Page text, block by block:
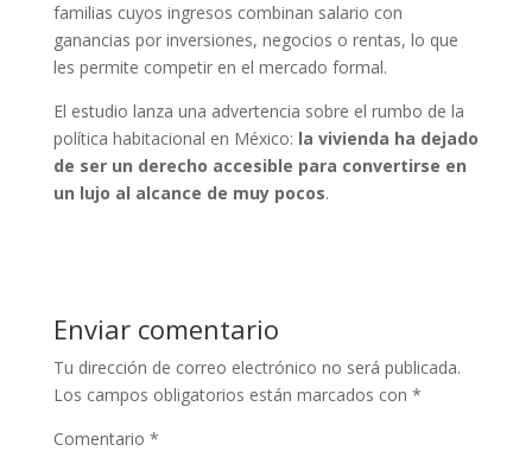
familias cuyos ingresos combinan salario con
ganancias por inversiones, negocios o rentas, lo que
les permite competir en el mercado formal.
El estudio lanza una advertencia sobre el rumbo de la
política habitacional en México: la vivienda ha dejado
de ser un derecho accesible para convertirse en
un lujo al alcance de muy pocos.
Enviar comentario
Tu dirección de correo electrónico no será publicada.
Los campos obligatorios están marcados con *
Comentario *